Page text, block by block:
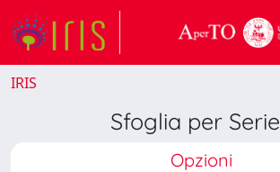
IRIS
Sfoglia per Serie
Opzioni